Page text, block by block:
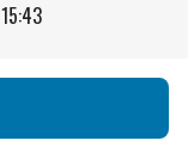
15:43